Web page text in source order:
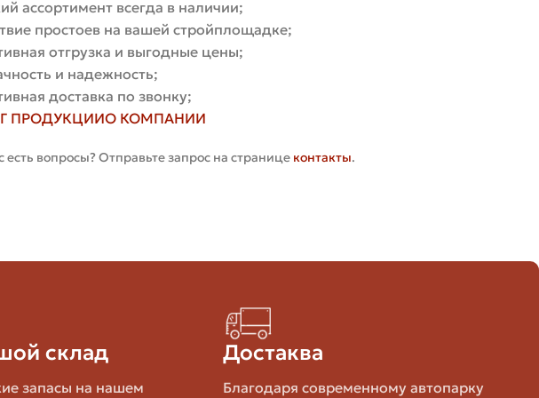
в единую величину — стоимость за 1 куб «чистого» кирпича или
так:
кирпича N ≈ 513.
ассортимент всегда в наличии;
простоев на вашей стройплощадке;
отгрузка и выгодные цены;
и надежность;
доставка по звонку;
ПРОДУКЦИИО КОМПАНИИ
есть вопросы? Отправьте запрос на странице контакты.
склад
запасы на нашем
Достаква
Благодаря современному автопарку